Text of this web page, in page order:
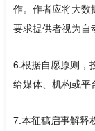
作。作者应将大数
要求提供者视为自
6.根据自愿原则，
给媒体、机构或平
7.本征稿启事解释